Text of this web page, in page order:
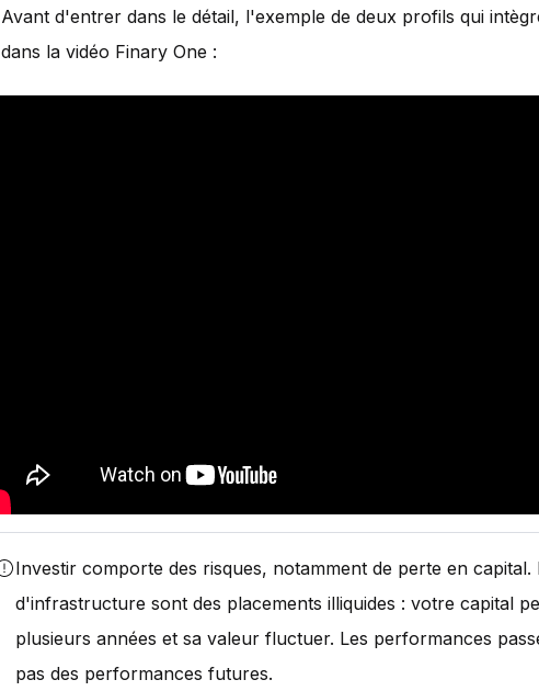
Avant d'entrer dans le détail, l'exemple de deux profils qui
dans la vidéo Finary One :
Investir comporte des risques, notamment de perte en capital.
d'infrastructure sont des placements illiquides : votre capital
plusieurs années et sa valeur fluctuer. Les performances
pas des performances futures.